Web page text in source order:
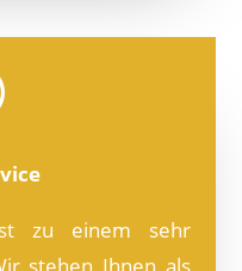
zu einem sehr
stehen Ihnen als